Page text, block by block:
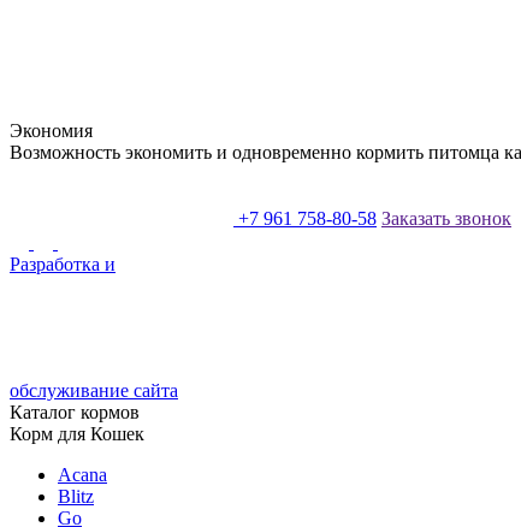
Экономия
Возможность экономить и одновременно кормить питомца
+7 961 758-80-58 Заказать звонок
Разработка и
обслуживание сайта
Каталог кормов
Корм для Кошек
Acana
Blitz
Go